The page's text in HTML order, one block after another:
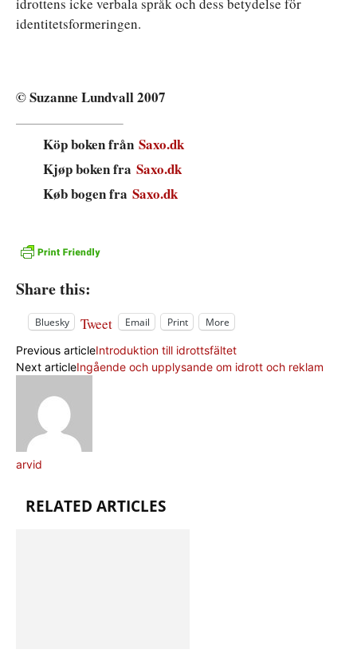
identitetsformeringen.
© Suzanne Lundvall 2007
Köp boken från Saxo.dk
Kjøp boken fra Saxo.dk
Køb bogen fra Saxo.dk
Share this:
Bluesky Tweet Email Print More
Previous articleIntroduktion till idrottsfältet
Next articleIngående och upplysande om idrott och reklam
arvid
RELATED ARTICLES